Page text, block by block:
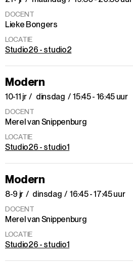
DOCENT
Lieke Bongers
LOCATIE
Studio26 - studio2
Modern
10-11 jr dinsdag 15:45 - 16:45 uur
DOCENT
Merel van Snippenburg
LOCATIE
Studio26 - studio1
Modern
8-9 jr dinsdag 16:45 - 17:45 uur
DOCENT
Merel van Snippenburg
LOCATIE
Studio26 - studio1